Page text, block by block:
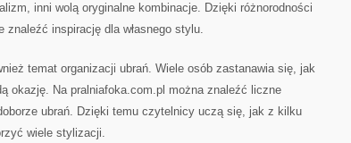
inni wolą oryginalne kombinacje. Dzięki różnorodności
znaleźć inspirację dla własnego stylu.
temat organizacji ubrań. Wiele osób zastanawia się, jak
okazję. Na pralniafoka.com.pl można znaleźć liczne
ubrań. Dzięki temu czytelnicy uczą się, jak z kilku
wiele stylizacji.